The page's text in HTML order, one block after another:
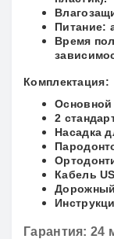
Питание:
Время
Комплектация:
Основной
2
Насадка
Кабель
Гарантия: 24